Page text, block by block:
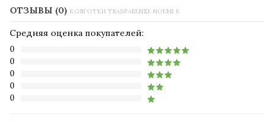
ОТЗЫВЫ (0) КОЛГОТКИ TRASPARENZE NOEMI 8
Средняя оценка покупателей:
0
0
0
0
0